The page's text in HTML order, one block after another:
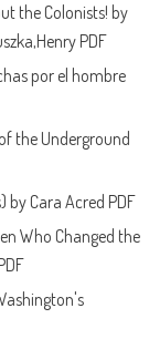
the Colonists! by
PDF
por el hombre
the Underground
by Cara Acred PDF
Who Changed the